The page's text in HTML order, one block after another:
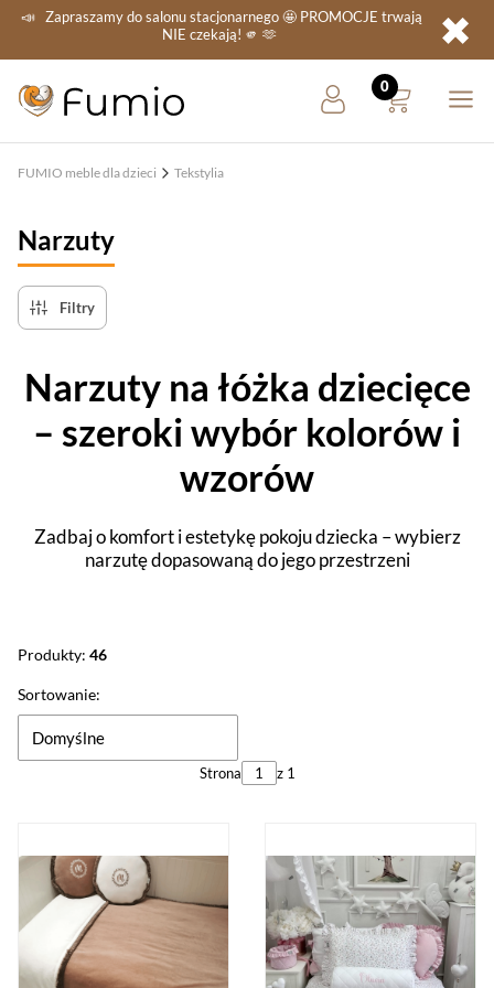
📣 Zapraszamy do salonu stacjonarnego🤩 PROMOCJE trwają
NIE czekają! 🫵 🫶 ✖
FUMIO meble dla dzieci Tekstylia
Narzuty
Filtry
Narzuty na łóżka dziecięce
– szeroki wybór kolorów i
wzorów
Zadbaj o komfort i estetykę pokoju dziecka – wybierz
narzutę dopasowaną do jego przestrzeni
Produkty: 46
Lista produktów
Sortowanie:
Domyślne
Strona z 1